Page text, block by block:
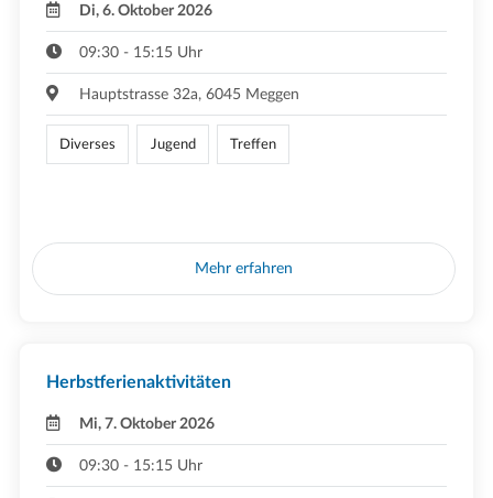
Di, 6. Oktober 2026
09:30 - 15:15 Uhr
Hauptstrasse 32a, 6045 Meggen
Diverses Jugend Treffen
Mehr erfahren
Herbstferienaktivitäten
Mi, 7. Oktober 2026
09:30 - 15:15 Uhr